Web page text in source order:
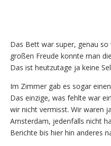
Das Bett war super, genau
großen Freude konnte man
Das ist heutzutage ja keine
Im Zimmer gab es sogar
Das einzige, was fehlte war
wir nicht vermisst. Wir waren
Amsterdam, jedenfalls nicht
Berichte bis hier hin anderes